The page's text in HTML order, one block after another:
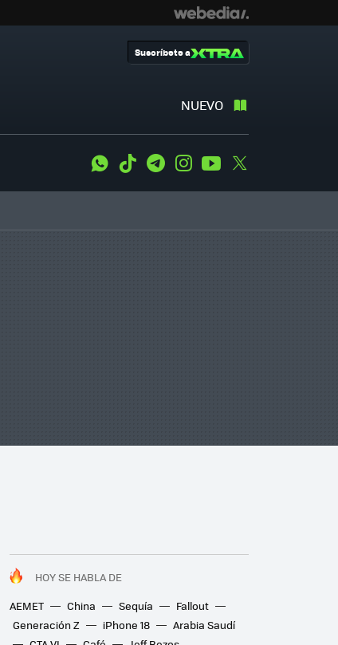
NUEVO
Suscríbete a
WhatsApp
Tiktok TelegramInstagramYoutube
HOY SE HABLA DE
AEMET
China Sequía
Fallout
Generación Z
iPhone 18
Arabia Saudí